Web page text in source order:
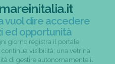
vuol dire accedere
ed opportunità
giorno registra il portale
visibilità; una vetrina
di gestire autonomamente il